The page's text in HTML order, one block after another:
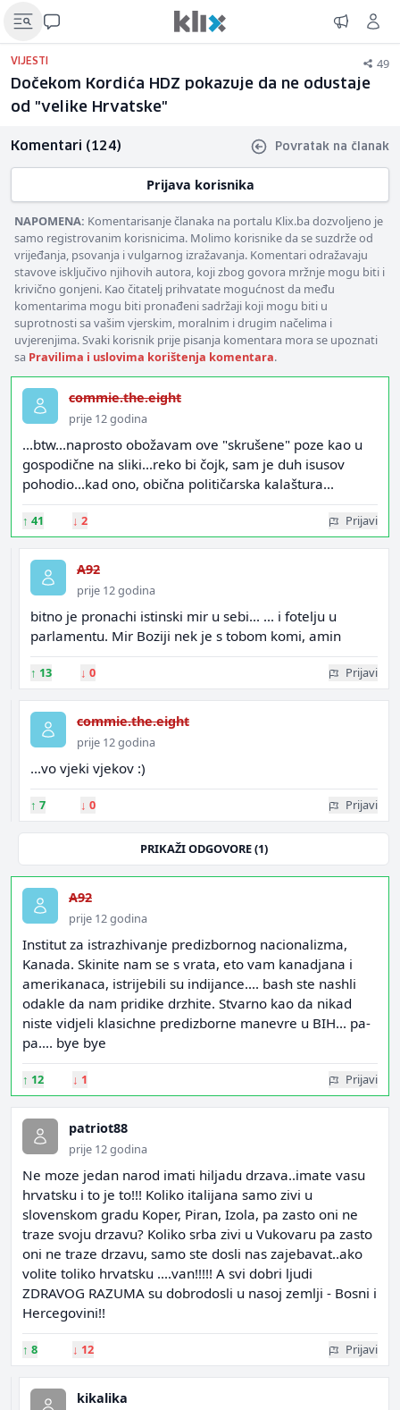
VIJESTI 49
Dočekom Kordića HDZ pokazuje da ne odustaje
od "velike Hrvatske"
Komentari (124) Povratak na članak
Prijava korisnika
NAPOMENA: Komentarisanje članaka na portalu Klix.ba dozvoljeno je
samo registrovanim korisnicima. Molimo korisnike da se suzdrže od
vrijeđanja, psovanja i vulgarnog izražavanja. Komentari odražavaju
stavove isključivo njihovih autora, koji zbog govora mržnje mogu biti i
krivično gonjeni. Kao čitatelj prihvatate mogućnost da među
komentarima mogu biti pronađeni sadržaji koji mogu biti u
suprotnosti sa vašim vjerskim, moralnim i drugim načelima i
uvjerenjima. Svaki korisnik prije pisanja komentara mora se upoznati
sa Pravilima i uslovima korištenja komentara.
commie.the.eight
prije 12 godina
...btw...naprosto obožavam ove "skrušene" poze kao u
gospodične na sliki...reko bi čojk, sam je duh isusov
pohodio...kad ono, obična političarska kalaštura...
↑ 41 ↓ 2 Prijavi
A92
prije 12 godina
bitno je pronachi istinski mir u sebi... ... i fotelju u
parlamentu. Mir Boziji nek je s tobom komi, amin
↑ 13 ↓ 0 Prijavi
commie.the.eight
prije 12 godina
...vo vjeki vjekov :)
↑ 7 ↓ 0 Prijavi
PRIKAŽI ODGOVORE (1)
A92
prije 12 godina
Institut za istrazhivanje predizbornog nacionalizma,
Kanada. Skinite nam se s vrata, eto vam kanadjana i
amerikanaca, istrijebili su indijance.... bash ste nashli
odakle da nam pridike drzhite. Stvarno kao da nikad
niste vidjeli klasichne predizborne manevre u BIH... pa-
pa.... bye bye
↑ 12 ↓ 1 Prijavi
patriot88
prije 12 godina
Ne moze jedan narod imati hiljadu drzava..imate vasu
hrvatsku i to je to!!! Koliko italijana samo zivi u
slovenskom gradu Koper, Piran, Izola, pa zasto oni ne
traze svoju drzavu? Koliko srba zivi u Vukovaru pa zasto
oni ne traze drzavu, samo ste dosli nas zajebavat..ako
volite toliko hrvatsku ....van!!!!! A svi dobri ljudi
ZDRAVOG RAZUMA su dobrodosli u nasoj zemlji - Bosni i
Hercegovini!!
↑ 8 ↓ 12 Prijavi
kikalika